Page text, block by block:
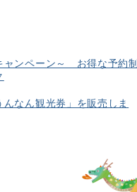
ャンペーン～ お得な予約制
なん観光券」を販売しま